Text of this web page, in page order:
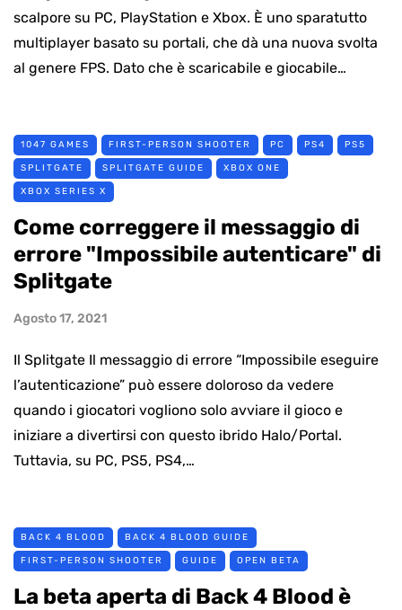
scalpore su PC, PlayStation e Xbox. È uno sparatutto
multiplayer basato su portali, che dà una nuova svolta
al genere FPS. Dato che è scaricabile e giocabile…
1047 GAMES FIRST-PERSON SHOOTER PC PS4 PS5
SPLITGATE SPLITGATE GUIDE XBOX ONE
XBOX SERIES X
Come correggere il messaggio di
errore "Impossibile autenticare" di
Splitgate
Agosto 17, 2021
Il Splitgate Il messaggio di errore “Impossibile eseguire
l’autenticazione” può essere doloroso da vedere
quando i giocatori vogliono solo avviare il gioco e
iniziare a divertirsi con questo ibrido Halo/Portal.
Tuttavia, su PC, PS5, PS4,…
BACK 4 BLOOD BACK 4 BLOOD GUIDE
FIRST-PERSON SHOOTER GUIDE OPEN BETA
La beta aperta di Back 4 Blood è